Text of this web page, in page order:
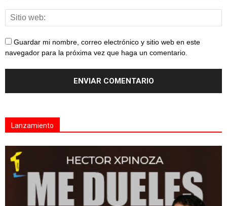
Guardar mi nombre, correo electrónico y sitio web en este
navegador para la próxima vez que haga un comentario.
Lanzamiento